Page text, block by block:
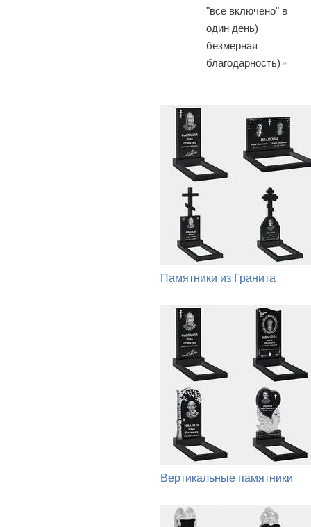
"все включено" в
один день)
безмерная
благодарность)
Памятники из Гранита
Вертикальные памятники